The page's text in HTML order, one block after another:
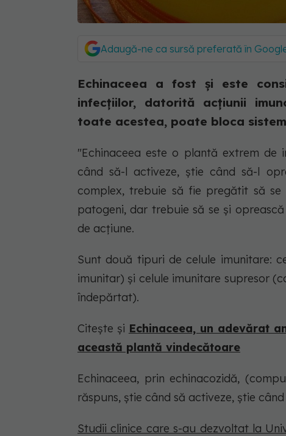
Adaugă-ne ca sursă preferată în
Echinaceea a fost şi este
infecţiilor, datorită acţiunii
toate acestea, poate bloca
"Echinaceea este o plantă extrem de
când să-l activeze, ştie când să-l
complex, trebuie să fie pregătit să
patogeni, dar trebuie să se şi
de acțiune.
Sunt două tipuri de celule imunitare:
imunitar) și celule imunitare supresor
îndepărtat).
Citește și Echinaceea, un adevărat
această plantă vindecătoare
Echinaceea, prin echinacozidă,
răspuns, ştie când să activeze, ştie
Studii clinice care s-au dezvoltat la